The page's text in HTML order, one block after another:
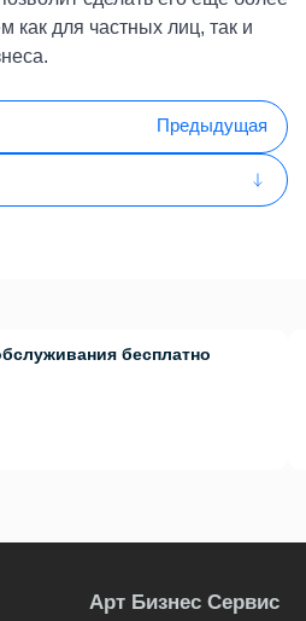
как для частных лиц, так и
Предыдущая
бесплатно
Арт Бизнес Сервис